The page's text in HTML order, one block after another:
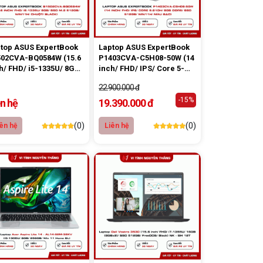
ASUS ExpertBook
BQ0584W (15.6
FHD/ i5-1335U/ 8GB/
hệ
hệ (0)
Laptop ASUS ExpertBook
P1403CVA-C5H08-50W (14
inch/ FHD/ IPS/ Core 5-
512GB/ Win11/ màu Bạc)
22.900.000 đ
19.390.000 đ -15%
Liên hệ (0)